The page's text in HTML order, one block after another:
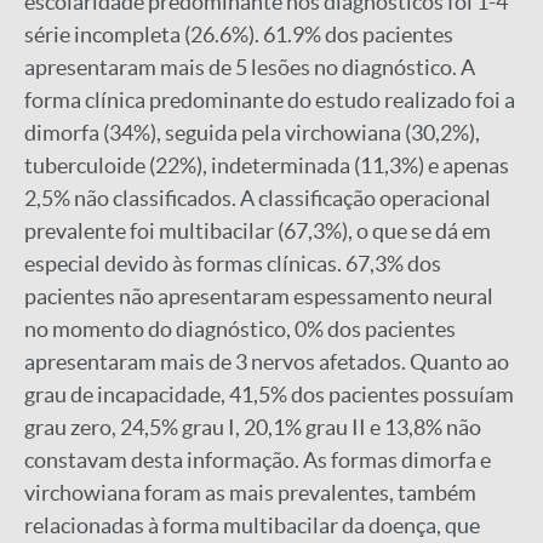
série incompleta (26.6%). 61.9% dos pacientes
apresentaram mais de 5 lesões no diagnóstico. A
forma clínica predominante do estudo realizado foi a
dimorfa (34%), seguida pela virchowiana (30,2%),
tuberculoide (22%), indeterminada (11,3%) e apenas
2,5% não classificados. A classificação operacional
prevalente foi multibacilar (67,3%), o que se dá em
especial devido às formas clínicas. 67,3% dos
pacientes não apresentaram espessamento neural
no momento do diagnóstico, 0% dos pacientes
apresentaram mais de 3 nervos afetados. Quanto ao
grau de incapacidade, 41,5% dos pacientes possuíam
grau zero, 24,5% grau I, 20,1% grau II e 13,8% não
constavam desta informação. As formas dimorfa e
virchowiana foram as mais prevalentes, também
relacionadas à forma multibacilar da doença, que